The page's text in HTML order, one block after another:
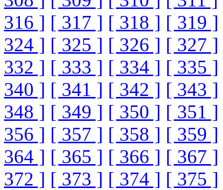
316 ] [ 317 ] [ 318 ] [ 319 ]
324 ] [ 325 ] [ 326 ] [ 327 ]
332 ] [ 333 ] [ 334 ] [ 335 ]
340 ] [ 341 ] [ 342 ] [ 343 ]
348 ] [ 349 ] [ 350 ] [ 351 ]
356 ] [ 357 ] [ 358 ] [ 359 ]
364 ] [ 365 ] [ 366 ] [ 367 ]
372 ] [ 373 ] [ 374 ] [ 375 ]